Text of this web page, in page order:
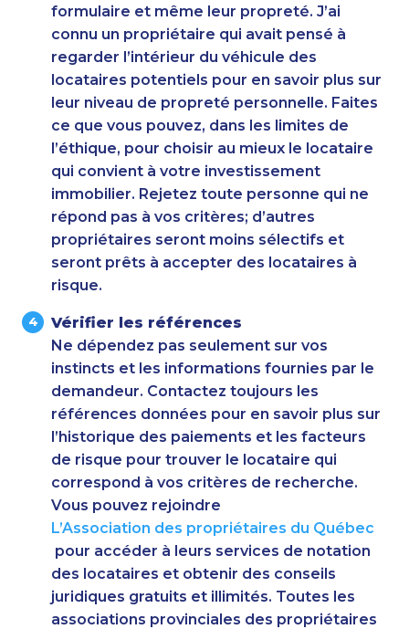
formulaire et même leur propreté. J’ai
connu un propriétaire qui avait pensé à
regarder l’intérieur du véhicule des
locataires potentiels pour en savoir plus sur
leur niveau de propreté personnelle. Faites
ce que vous pouvez, dans les limites de
l’éthique, pour choisir au mieux le locataire
qui convient à votre investissement
immobilier. Rejetez toute personne qui ne
répond pas à vos critères; d’autres
propriétaires seront moins sélectifs et
seront prêts à accepter des locataires à
risque.
Vérifier les références
Ne dépendez pas seulement sur vos
instincts et les informations fournies par le
demandeur. Contactez toujours les
références données pour en savoir plus sur
l’historique des paiements et les facteurs
de risque pour trouver le locataire qui
correspond à vos critères de recherche.
Vous pouvez rejoindre
L’Association des propriétaires du Québec
pour accéder à leurs services de notation
des locataires et obtenir des conseils
juridiques gratuits et illimités. Toutes les
associations provinciales des propriétaires